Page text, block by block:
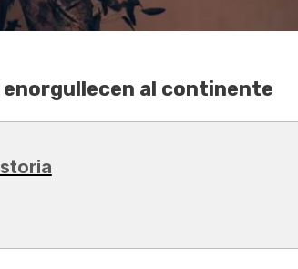
enorgullecen al continente